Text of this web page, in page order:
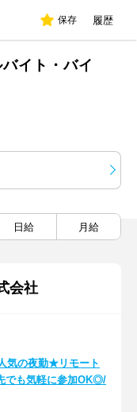
保存 履歴
イト・バイ
日給 月給
会社
気の夜勤★リモート
でも気軽に参加OK◎/